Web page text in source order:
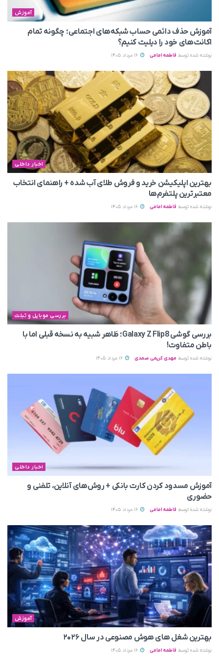
آموزش
آموزش حذف دائمی حساب شبکه‌های اجتماعی؛ چگونه تمام
اکانت‌های خود را دیلیت کنیم؟
نوشته شده توسط فاطمه امامی
اخبار داخلی
بهترین اپلیکیشن خرید و فروش طلای آب شده + راهنمای انتخاب
معتبرترین پلتفرم‌ها
نوشته شده توسط فاطمه امامی
بررسی موبایل و تبلت
بررسی گوشی Galaxy Z Flip8؛ ظاهر شبیه به نسخه قبلی اما با
باطن متفاوت!
نوشته شده توسط مهدی کریمی صمدی
اخبار داخلی
آموزش مسدود کردن کارت بانکی + روش‌های آنلاین، تلفنی و
حضوری
نوشته شده توسط فاطمه امامی
آموزش
بهترین شغل های هوش مصنوعی در سال ۲۰۲۶
نوشته شده توسط فاطمه امامی